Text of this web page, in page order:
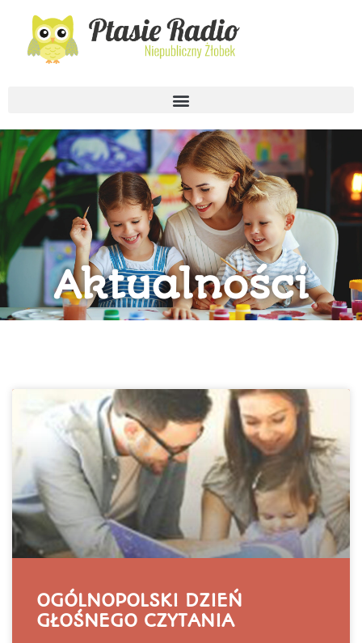
Aktualności
OGÓLNOPOLSKI DZIEŃ
GŁOŚNEGO CZYTANIA